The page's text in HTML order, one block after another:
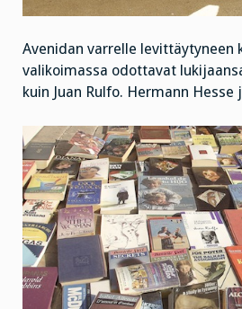
Avenidan varrelle levittäytyneen
valikoimassa odottavat
kuin Juan Rulfo. Hermann Hesse